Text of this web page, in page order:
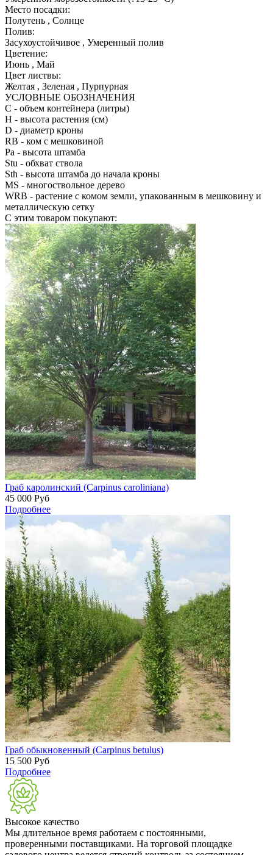
Место посадки:
Полутень , Солнце
Полив:
Засухоустойчивое , Умеренный полив
Цветение:
Июнь , Май
Цвет листвы:
Желтая , Зеленая , Пурпурная
УСЛОВНЫЕ ОБОЗНАЧЕНИЯ
С - объем контейнера (литры)
H - высота растения (см)
D - диаметр кроны
RB - ком с мешковиной
Pa - высота штамба
Stu - обхват ствола
Sth - высота штамба до начала кроны
MS - многоствольное дерево
WRB - растение с комом земли, упакованным в мешковину и
металлическую сетку
С этим товаром покупают:
Граб каролинский (Carpinus caroliniana)
45 000 Руб
Подробнее
Граб обыкновенный (Carpinus betulus)
15 500 Руб
Подробнее
Высокое качество
Мы длительное время работаем с постоянными,
проверенными поставщиками. На торговой площадке